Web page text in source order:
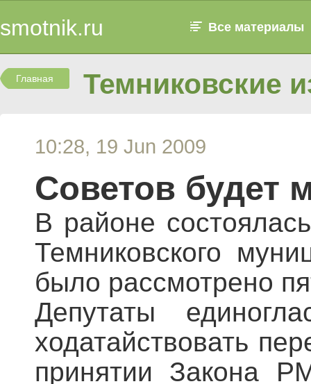
smotnik.ru Все материалы
Главная Темниковские
10:28, 19 Jun 2009
Советов будет
В районе
Темниковского
было рассмотрено
Депутаты
ходатайствовать
принятии Закона